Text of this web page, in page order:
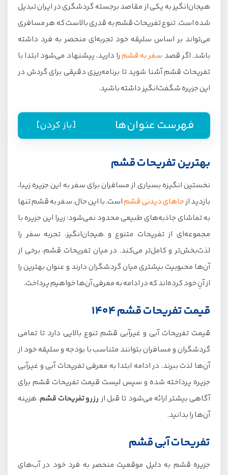
هیجان‌انگیز به یکی از مقاصد برجسته گردشگری در ایران تبدیل
شده است. تنوع تفریحات قشم به قدری بالاست که هر مسافری
می‌تواند بر اساس سلیقه خود تجربه‌ای منحصر به فرد داشته
باشد. اگر قصد سفر به قشمرا دارید، پیشنهاد می‌شود ابتدا با
تفریحات قشم آشنا شوید تا برنامه‌ریزی دقیقی برای گردش در
این جزیره شگفت‌انگیز داشته باشید.
فهرست عنوان‌ها [باز کردن]
قیمت تفریحات قشم ۱۴۰۴
تفریحات آبی قشم
غواصی در قشم
پاراسل قشم
جت اسکی قشم
شاتل سواری
بنانا سواری
قایق سواری
اسکوتر زیر دریایی در قشم
فلای بورد در قشم
فلای فیش
اسکی روی آب
دلفین های قشم
پلاژ بانوان قشم
بهترین تفریحات قشم
نخستین انگیزه بسیاری از مسافران برای سفر به این جزیره زیبا،
بازدید ازجاهای دیدنی قشماست. با این حال، سفر به قشم تنها
به تماشای جاذبه‌های طبیعی محدود نمی‌شود؛ زیرا این جزیره با
مجموعه‌ای از تفریحات متنوع و هیجان‌انگیز، تجربه سفر را
لذت‌بخش‌تر و کامل‌تر می‌کند. در میان تفریحات قشم، برخی از
آن‌ها محبوبیت بیشتری میان گردشگران دارند و عنوان بهترین را
از آنِ خود کرده‌اند که در ادامه به معرفی آن‌ها خواهیم پرداخت.
قیمت تفریحات قشم ۱۴۰۴
قیمت تفریحات آبی و غیرآبی قشم تنوع بالایی دارد تا تمامی
گردشگران و مسافران بتوانند متناسب با بودجه و سلیقه خود از
آن‌ها لذت ببرند. در ادامه ابتدا به معرفی تفریحات آبی و غیرآبی
جزیره پرداخته شده و سپس لیست قیمت تفریحات قشم برای
آگاهی بیشتر ارائه می‌شود تا قبل از رزرو تفریحات قشم، هزینه
آن‌ها را بدانید.
تفریحات آبی قشم
جزیره قشم به‌ دلیل موقعیت منحصر به‌ فرد خود در آب‌های